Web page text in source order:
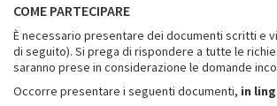
COME PARTECIPARE
È necessario presentare dei documenti scritti e
di seguito). Si prega di rispondere a tutte le
saranno prese in considerazione le domande
Occorre presentare i seguenti documenti, in